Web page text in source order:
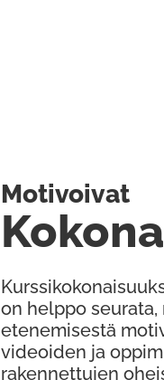
on helppo seurata,
etenemisestä
videoiden ja
rakennettujen
Motivoivat